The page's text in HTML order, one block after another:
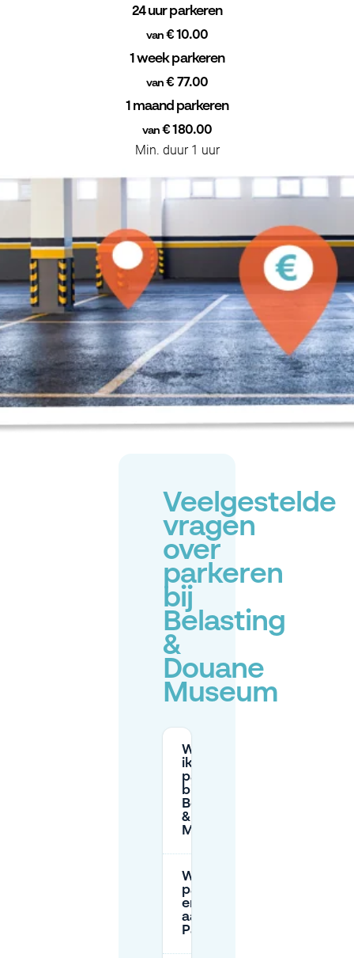
24 uur parkeren
van€ 10.00
1 week parkeren
van € 77.00
1 maand parkeren
van € 180.00
Min. duur 1 uur
Veelgestelde
vragen
over
parkeren
bij
Belasting
&
Douane
Museum
Waar kan
ik
parkeren
bij het
Belasting
& Douane
Museum?
Wat zijn de
parkeertijden
en het tarief
aan
Parklaan?